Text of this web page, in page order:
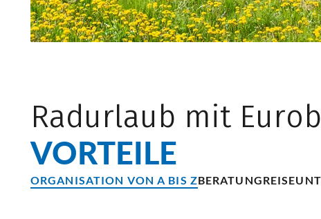
Radurlaub mit
VORTEILE
ORGANISATION VON A BIS ZBERATUNG